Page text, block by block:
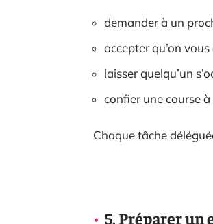
demander à un
accepter qu’on
laisser quelqu’un
confier une course
Chaque tâche
5. Préparer